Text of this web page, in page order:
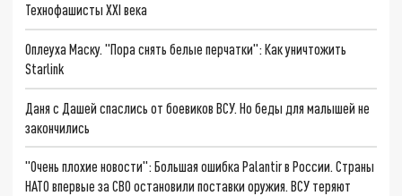
Технофашисты XXI века
Оплеуха Маску. "Пора снять белые перчатки": Как уничтожить
Starlink
Даня с Дашей спаслись от боевиков ВСУ. Но беды для малышей не
закончились
"Очень плохие новости": Большая ошибка Palantir в России. Страны
НАТО впервые за СВО остановили поставки оружия. ВСУ теряют